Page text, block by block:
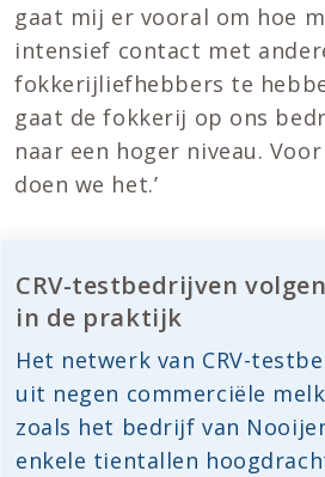
gaat mij er vooral om hoe
intensief contact met
fokkerijliefhebbers te
gaat de fokkerij op ons
naar een hoger niveau.
doen we het.’
CRV-testbedrijven
in de praktijk
Het netwerk van CRV-
uit negen commerciële
zoals het bedrijf van
enkele tientallen